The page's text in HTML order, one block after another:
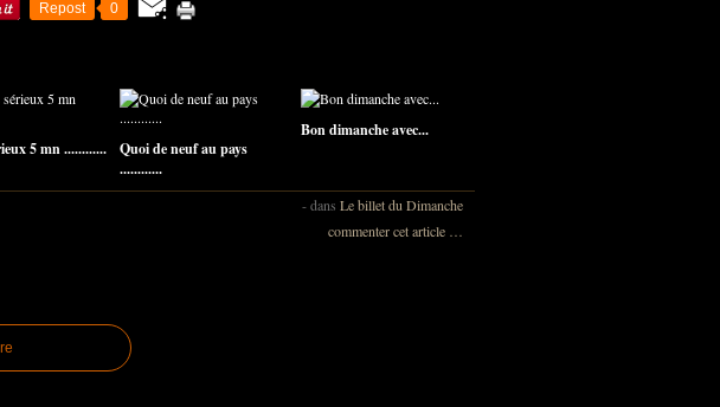
Repost 0
5 mn ............
Quoi de neuf au pays
............
Bon dimanche avec...
-dans Le billet du Dimanche
commenter cet article